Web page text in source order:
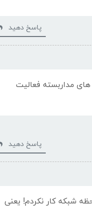
پاسخ دهید
دوربین های مداربسته فعالیت
پاسخ دهید
لحظه شبکه کار نکردم! یعنی